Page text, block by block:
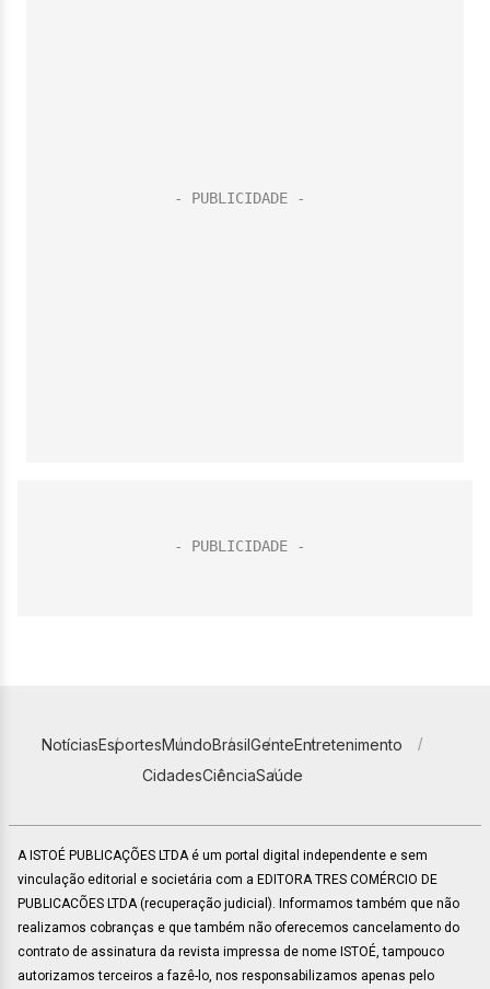
NotíciasEsportesMundoBrasilGenteEntretenimento
CidadesCiênciaSaúde
A ISTOÉ PUBLICAÇÕES LTDA é um portal digital independente e sem
vinculação editorial e societária com a EDITORA TRES COMÉRCIO DE
PUBLICACÕES LTDA (recuperação judicial). Informamos também que não
realizamos cobranças e que também não oferecemos cancelamento do
contrato de assinatura da revista impressa de nome ISTOÉ, tampouco
autorizamos terceiros a fazê-lo, nos responsabilizamos apenas pelo